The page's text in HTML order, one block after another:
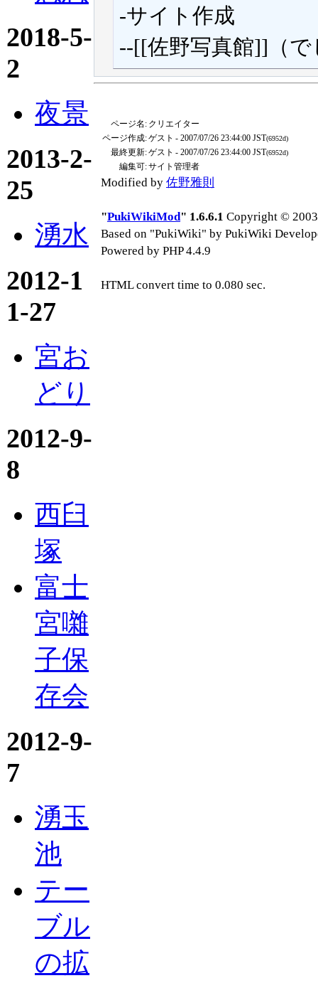
2018-5-
2
夜景
2013-2-
25
湧水
2012-1
1-27
宮お
どり
2012-9-
8
西臼
塚
富士
宮囃
子保
存会
2012-9-
7
湧玉
池
テー
ブル
の拡
-サイト作成
--[[佐野写真館]]（
ページ名: クリエイター
ページ作成:ゲスト - 2007/07/26 23:44:00 JST(6952d)
最終更新:ゲスト - 2007/07/26 23:44:00 JST(6952d)
編集可:サイト管理者
Modified by 佐野雅則
"PukiWikiMod" 1.6.6.1 Copyright ©
Based on "PukiWiki" by PukiWiki
Powered by PHP 4.4.9
HTML convert time to 0.080 sec.